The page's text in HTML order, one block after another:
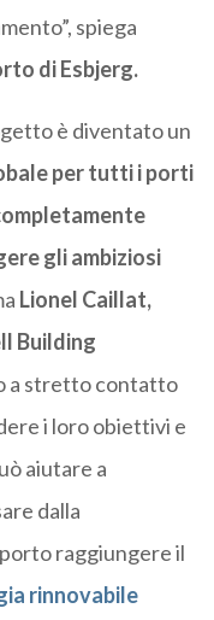
spiega
di Esbjerg.
è diventato un
per tutti i porti
gli ambiziosi
Lionel Caillat,
Building
a stretto contatto
i loro obiettivi e
aiutare a
dalla
raggiungere il
rinnovabile